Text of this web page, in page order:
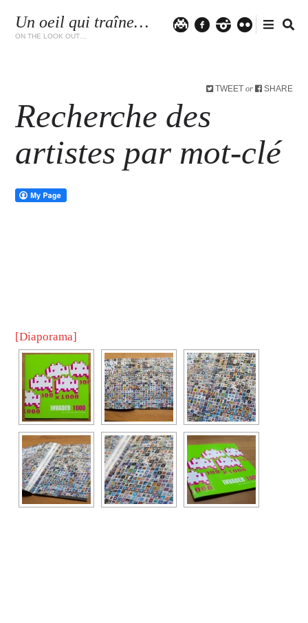
Un oeil qui traîne…
ON THE LOOK OUT…
TWEET or SHARE
Recherche des
artistes par mot-clé
[Diaporama]